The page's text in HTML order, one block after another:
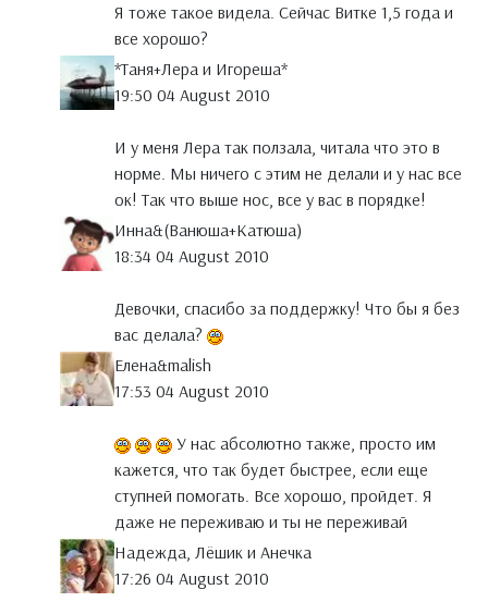
Я тоже такое видела. Сейчас Витке 1,5 года и
все хорошо?
*Таня+Лера и Игореша*
19:50 04 August 2010
И у меня Лера так ползала, читала что это в
норме. Мы ничего с этим не делали и у нас все
ок! Так что выше нос, все у вас в порядке!
Инна&(Ванюша+Катюша)
18:34 04 August 2010
Девочки, спасибо за поддержку! Что бы я без
вас делала?
Елена&malish
17:53 04 August 2010
У нас абсолютно также, просто им
кажется, что так будет быстрее, если еще
ступней помогать. Все хорошо, пройдет. Я
даже не переживаю и ты не переживай
Надежда, Лёшик и Анечка
17:26 04 August 2010